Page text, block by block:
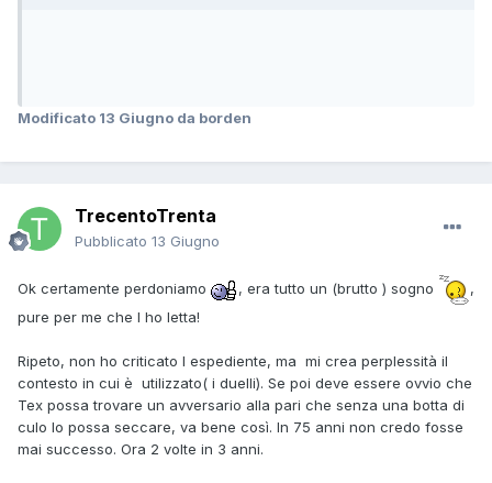
Modificato 13 Giugno da borden
TrecentoTrenta
Pubblicato 13 Giugno
Ok certamente perdoniamo , era tutto un (brutto ) sogno
,
pure per me che l ho letta!
Ripeto, non ho criticato l espediente, ma mi crea perplessità il
contesto in cui è utilizzato( i duelli). Se poi deve essere ovvio che
Tex possa trovare un avversario alla pari che senza una botta di
culo lo possa seccare, va bene così. In 75 anni non credo fosse
mai successo. Ora 2 volte in 3 anni.